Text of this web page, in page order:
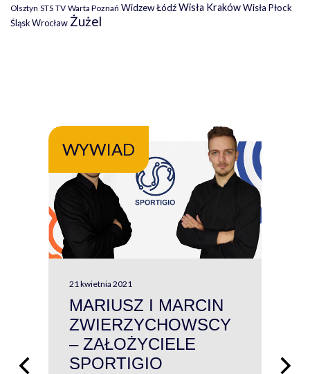
Olsztyn STS TV Warta Poznań Widzew ŁódźWisła KrakówWisła Płock
Śląsk Wrocław Żużel
WYWIAD
21 kwietnia 2021
MARIUSZ I MARCIN
ZWIERZYCHOWSCY
– ZAŁOŻYCIELE
SPORTIGIO